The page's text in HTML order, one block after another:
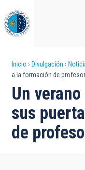
al
contenido
principal
Sobrescribir
enlaces
de
ayuda
a
Inicio Divulgación
a la formación de
Un
sus
de